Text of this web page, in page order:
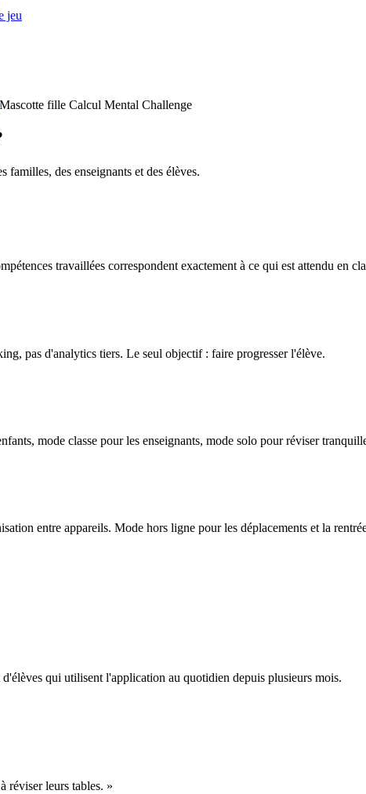
jeu
familles, des enseignants et des élèves.
travaillées correspondent exactement à ce qui est attendu en
pas d'analytics tiers. Le seul objectif : faire progresser l'élève.
mode classe pour les enseignants, mode solo pour réviser
entre appareils. Mode hors ligne pour les déplacements et la
qui utilisent l'application au quotidien depuis plusieurs mois.
réviser leurs tables. »